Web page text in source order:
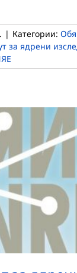
| Категории:
за ядрени